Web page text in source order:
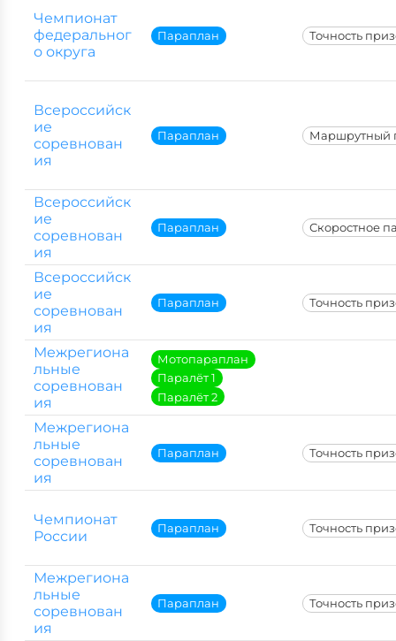
Чемпионат
федеральног
о округа
Параплан Точность
Всероссийск
ие
соревнован
ия
Параплан Маршрутный
Всероссийск
ие
соревнован
ия
Параплан Скоростное
Всероссийск
ие
соревнован
ия
Параплан Точность
Межрегиона
льные
соревнован
ия
Мотопараплан
Паралёт 1
Паралёт 2
Межрегиона
льные
соревнован
ия
Параплан Точность
Чемпионат
России
Параплан Точность
Межрегиона
льные
соревнован
ия
Параплан Точность